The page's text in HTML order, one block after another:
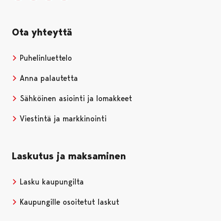
Ota yhteyttä
Puhelinluettelo
Anna palautetta
Sähköinen asiointi ja lomakkeet
Viestintä ja markkinointi
Laskutus ja maksaminen
Lasku kaupungilta
Kaupungille osoitetut laskut